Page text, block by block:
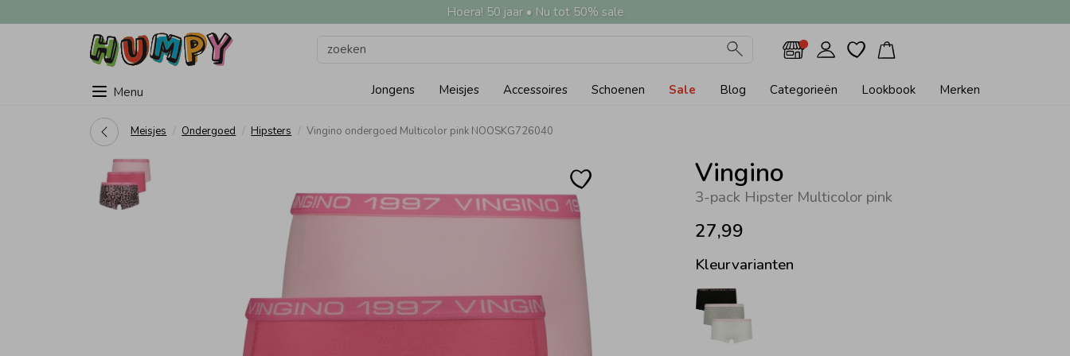
Hoera! 50 jaar • Nu tot 50% sale
Menu Jongens Meisjes Accessoires Schoenen Sale Blog Categorieën Lookbook Merken
Meisjes Ondergoed Hipsters Vingino ondergoed Multicolor pink NOOSKG726040
Vingino
3-pack Hipster Multicolor pink
27,99
Kleurvarianten